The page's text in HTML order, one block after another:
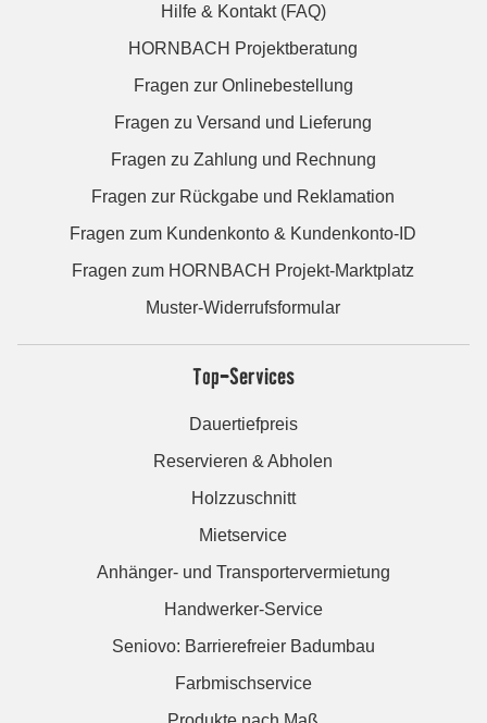
Hilfe & Kontakt (FAQ)
HORNBACH Projektberatung
Fragen zur Onlinebestellung
Fragen zu Versand und Lieferung
Fragen zu Zahlung und Rechnung
Fragen zur Rückgabe und Reklamation
Fragen zum Kundenkonto & Kundenkonto-ID
Fragen zum HORNBACH Projekt-Marktplatz
Muster-Widerrufsformular
Top-Services
Dauertiefpreis
Reservieren & Abholen
Holzzuschnitt
Mietservice
Anhänger- und Transportervermietung
Handwerker-Service
Seniovo: Barrierefreier Badumbau
Farbmischservice